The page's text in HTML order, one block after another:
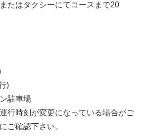
たはタクシーにてコースまで20
)
駐車場
行時刻が変更になっている場合がご
ご確認下さい。